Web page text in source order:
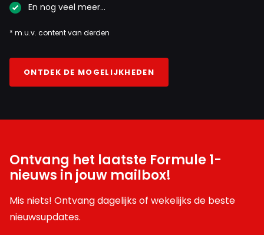
En nog veel meer…
* m.u.v. content van derden
ONTDEK DE MOGELIJKHEDEN
Ontvang het laatste Formule 1-
nieuws in jouw mailbox!
Mis niets! Ontvang dagelijks of wekelijks de beste
nieuwsupdates.